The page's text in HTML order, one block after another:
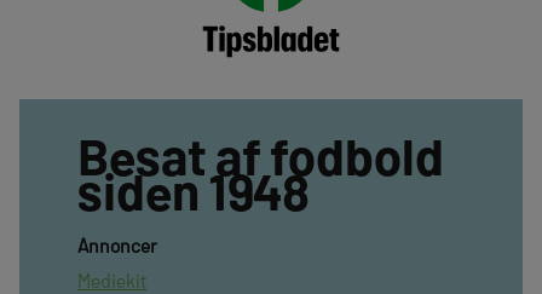
Besat af fodbold
siden 1948
Annoncer
Mediekit